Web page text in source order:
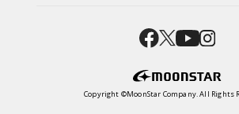
Copyright ©MoonStar Company. All Rights